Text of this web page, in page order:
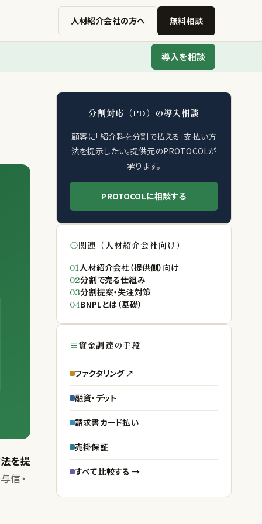
人材紹介会社の方へ 無料相談
導入を相談
を提
信・
分割対応（PD）の導入相談
顧客に「紹介料を分割で払える」支払い方
法を提示したい。提供元のPROTOCOLが
承ります。
PROTOCOLに相談する
関連（人材紹介会社向け）
01人材紹介会社（提供側）向け
02分割で売る仕組み
03分割提案・失注対策
04BNPLとは（基礎）
資金調達の手段
ファクタリング ↗
融資・デット
請求書カード払い
売掛保証
すべて比較する →